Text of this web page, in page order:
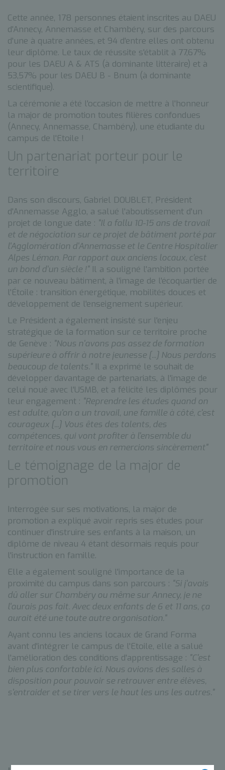
Cette année, 178 personnes étaient inscrites au DAEU
d'Annecy, Annemasse et Chambéry, sur des parcours
d'une à quatre années, et 94 d'entre elles ont obtenu
leur diplôme. Le taux de réussite s'établit à 77,67%
pour les DAEU A & ATS (à dominante littéraire) et à
53,57% pour les DAEU B - Bnum (à dominante
scientifique).
La cérémonie a été l'occasion de mettre à l'honneur
la major de promotion toutes filières confondues
(Annecy, Annemasse, Chambéry), une étudiante du
campus de l'Etoile !
Un partenariat porteur pour le
territoire
Dans son discours, Gabriel DOUBLET, Président
d'Annemasse Agglo, a salué l'aboutissement d'un
projet de longue date : "Il a fallu 10-15 ans de travail
et de négociation sur ce projet de bâtiment porté par
l'Agglomération d'Annemasse et le Centre Hospitalier
Alpes Léman. Par rapport aux anciens locaux, c'est
un bond d'un siècle !"Il a souligné l'ambition portée
par ce nouveau bâtiment, à l'image de l'écoquartier de
l'Étoile : transition énergétique, mobilités douces et
développement de l'enseignement supérieur.
Le Président a également insisté sur l'enjeu
stratégique de la formation sur ce territoire proche
de Genève : "Nous n'avons pas assez de formation
supérieure à offrir à notre jeunesse [...] Nous perdons
beaucoup de talents."Il a exprimé le souhait de
développer davantage de partenariats, à l'image de
celui noué avec l'USMB, et a félicité les diplômés pour
leur engagement : "Reprendre les études quand on
est adulte, qu'on a un travail, une famille à côté, c'est
courageux [...] Vous êtes des talents, des
compétences, qui vont profiter à l'ensemble du
territoire et nous vous en remercions sincèrement"
Le témoignage de la major de
promotion
Interrogée sur ses motivations, la major de
promotion a expliqué avoir repris ses études pour
continuer d'instruire ses enfants à la maison, un
diplôme de niveau 4 étant désormais requis pour
l'instruction en famille.
Elle a également souligné l'importance de la
proximité du campus dans son parcours : "Si j'avais
dû aller sur Chambéry ou même sur Annecy, je ne
l'aurais pas fait. Avec deux enfants de 6 et 11 ans, ça
aurait été une toute autre organisation."
Ayant connu les anciens locaux de Grand Forma
avant d'intégrer le campus de l'Etoile, elle a salué
l'amélioration des conditions d'apprentissage : "C'est
bien plus confortable ici. Nous avions des salles à
disposition pour pouvoir se retrouver entre élèves,
s'entraider et se tirer vers le haut les uns les autres."